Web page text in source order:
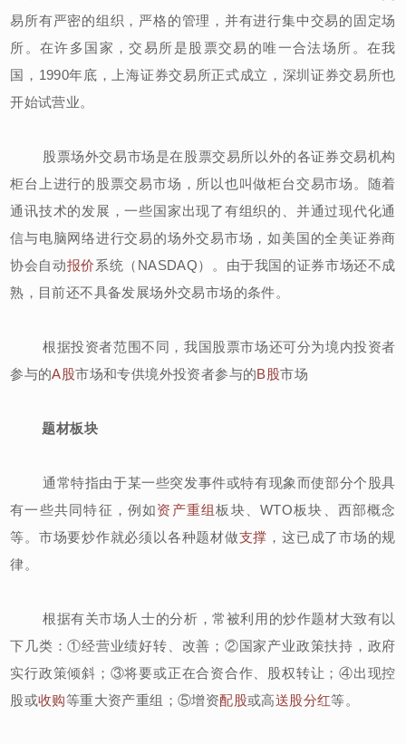
易所有严密的组织，严格的管理，并有进行集中交易的固定场
所。在许多国家，交易所是股票交易的唯一合法场所。在我
国，1990年底，上海证券交易所正式成立，深圳证券交易所也
开始试营业。
股票场外交易市场是在股票交易所以外的各证券交易机构
柜台上进行的股票交易市场，所以也叫做柜台交易市场。随着
通讯技术的发展，一些国家出现了有组织的、并通过现代化通
信与电脑网络进行交易的场外交易市场，如美国的全美证券商
协会自动报价系统（NASDAQ）。由于我国的证券市场还不成
熟，目前还不具备发展场外交易市场的条件。
根据投资者范围不同，我国股票市场还可分为境内投资者
参与的A股市场和专供境外投资者参与的B股市场
题材板块
通常特指由于某一些突发事件或特有现象而使部分个股具
有一些共同特征，例如资产重组板块、WTO板块、西部概念
等。市场要炒作就必须以各种题材做支撑 ，这已成了市场的规
律。
根据有关市场人士的分析，常被利用的炒作题材大致有以
下几类：①经营业绩好转、改善；②国家产业政策扶持，政府
实行政策倾斜；③将要或正在合资合作、股权转让；④出现控
股或收购等重大资产重组；⑤增资配股或高送股分红等。